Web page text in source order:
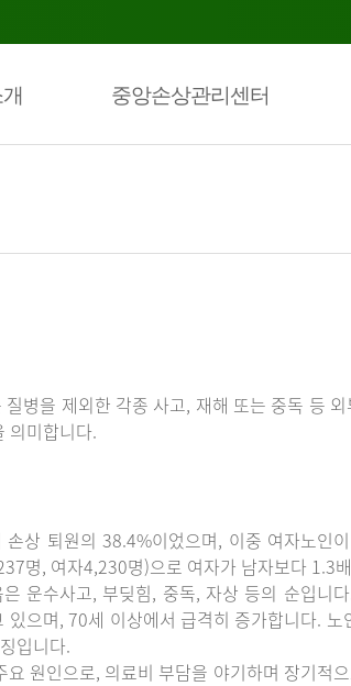
중앙손상관리센터
병을 제외한 각종 사고, 재해 또는 중독 등
의미합니다.
상 퇴원의 38.4%이었으며, 이중 여자노인
명, 여자4,230명)으로 여자가 남자보다 1.3
운수사고, 부딪힘, 중독, 자상 등의 순입니
으며, 70세 이상에서 급격히 증가합니다. 노
입니다.
원인으로, 의료비 부담을 야기하며 장기적